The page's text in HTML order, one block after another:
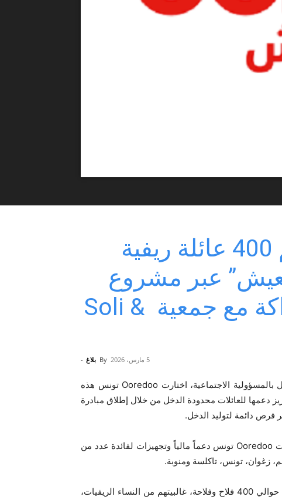
Ooredoo تونس تدعم 400 عائلة ريفية
عبر مشروع
تنموي مستدام بالشراكة مع جمعية Soli &
By بلاغ - 5 مارس، 2026
في إطار التزامها المتواصل بالمسؤولية الاجتماعية، اختارت Ooredoo تونس هذه
دعمها للعائلات محدودة الدخل من خلال إطلاق مبادرة
فرص دائمة لتوليد الدخل.
، قدمت Ooredoo تونس دعماً مالياً وتجهيزات لفائدة عدد من
زغوان، تونس، تاكلسة ومنوبة.
وتضم هذه المجامع تسع هياكل تنموية تجمع في مجموعها حوالي 400 فلاح وفلاحة، غالبيتهم من النساء الريفيات،